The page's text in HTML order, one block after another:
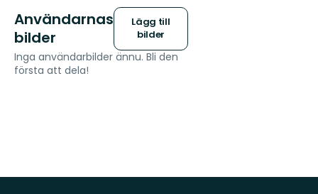
Användarnas
bilder
Lägg till
bilder
Inga användarbilder ännu. Bli den
första att dela!